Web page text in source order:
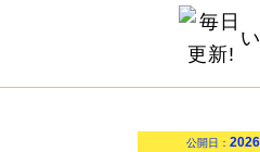
公開日：